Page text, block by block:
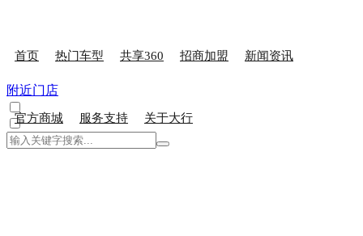
首页 热门车型 共享360 招商加盟 新闻资讯
官方商城 服务支持 关于大行
附近门店